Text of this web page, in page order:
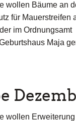
wollen Bäume an
für Mauerstreifen
im Ordnungsamt
Maja
wollen